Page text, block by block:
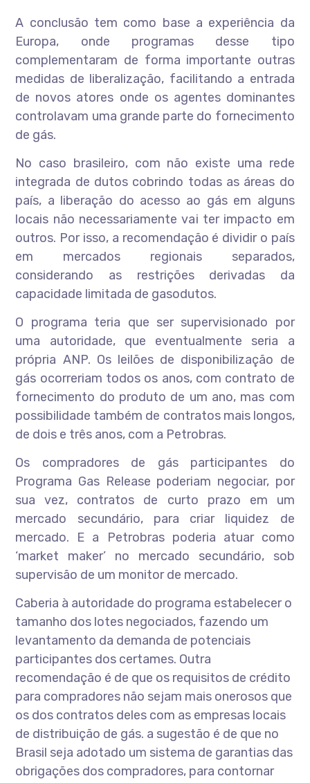
A conclusão tem como base a experiência da
Europa, onde programas desse tipo
complementaram de forma importante outras
medidas de liberalização, facilitando a entrada
de novos atores onde os agentes dominantes
controlavam uma grande parte do fornecimento
de gás.
No caso brasileiro, com não existe uma rede
integrada de dutos cobrindo todas as áreas do
país, a liberação do acesso ao gás em alguns
locais não necessariamente vai ter impacto em
outros. Por isso, a recomendação é dividir o país
em mercados regionais separados,
considerando as restrições derivadas da
capacidade limitada de gasodutos.
O programa teria que ser supervisionado por
uma autoridade, que eventualmente seria a
própria ANP. Os leilões de disponibilização de
gás ocorreriam todos os anos, com contrato de
fornecimento do produto de um ano, mas com
possibilidade também de contratos mais longos,
de dois e três anos, com a Petrobras.
Os compradores de gás participantes do
Programa Gas Release poderiam negociar, por
sua vez, contratos de curto prazo em um
mercado secundário, para criar liquidez de
mercado. E a Petrobras poderia atuar como
‘market maker’ no mercado secundário, sob
supervisão de um monitor de mercado.
Caberia à autoridade do programa estabelecer o
tamanho dos lotes negociados, fazendo um
levantamento da demanda de potenciais
participantes dos certames. Outra
recomendação é de que os requisitos de crédito
para compradores não sejam mais onerosos que
os dos contratos deles com as empresas locais
de distribuição de gás. a sugestão é de que no
Brasil seja adotado um sistema de garantias das
obrigações dos compradores, para contornar